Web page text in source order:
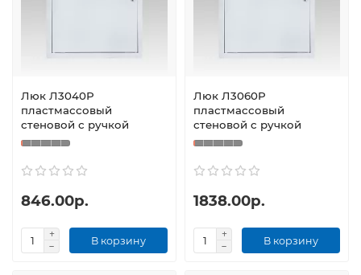
Люк Л3040Р
пластмассовый
стеновой с ручкой
846.00р.
В корзину
Люк Л3060Р
пластмассовый
стеновой с ручкой
1838.00р.
В корзину